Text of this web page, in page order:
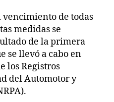
de todas
medidas se
de la primera
se llevó a cabo en
los Registros
del Automotor y